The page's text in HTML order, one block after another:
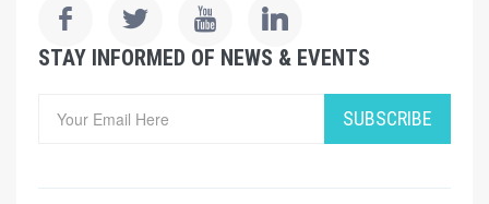
STAY INFORMED OF NEWS & EVENTS
SUBSCRIBE